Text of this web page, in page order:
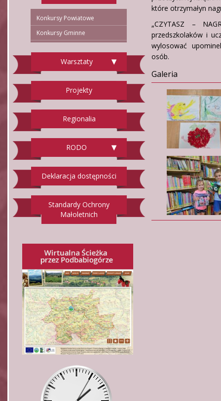
Konkursy Powiatowe
Konkursy Gminne
Warsztaty
Projekty
Regionalia
RODO
Deklaracja dostępności
Standardy Ochrony
Małoletnich
które otrzymałyn
„CZYTASZ –
przedszkolaków i
wylosować
osób.
Galeria